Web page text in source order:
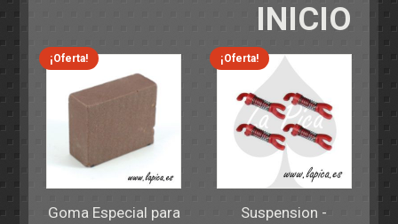
INICIO
¡Oferta!
Goma Especial para
¡Oferta!
Suspension -